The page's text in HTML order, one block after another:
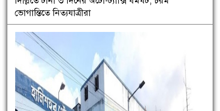
ভোগান্তিতে নিত্যযাত্রীরা